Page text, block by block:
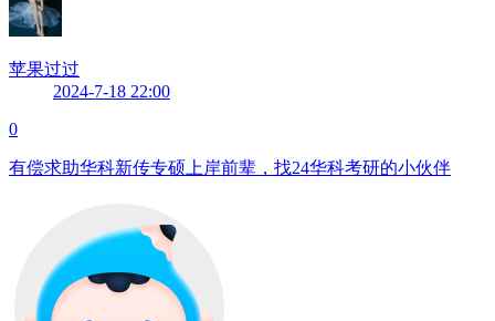
苹果过过
2024-7-18 22:00
0
有偿求助华科新传专硕上岸前辈，找24华科考研的小伙伴